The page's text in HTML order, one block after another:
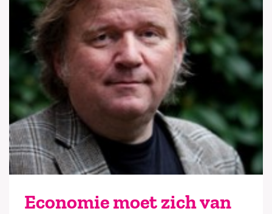
Economie moet zich van